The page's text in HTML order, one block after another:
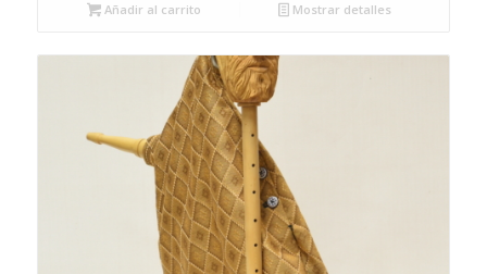
Añadir al carrito Mostrar detalles